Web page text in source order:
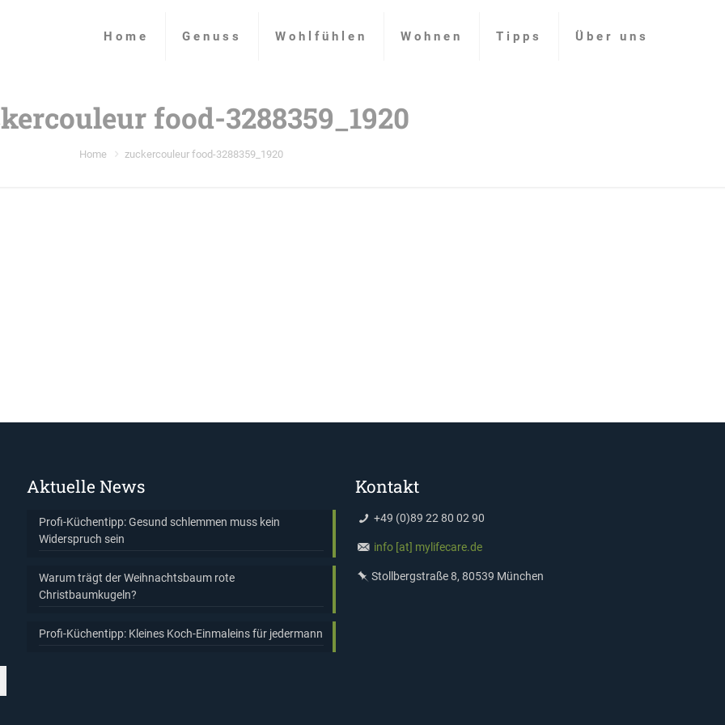
Home Genuss Wohlfühlen Wohnen Tipps Über uns
food-3288359_1920
Home zuckercouleur food-3288359_1920
Aktuelle News
Profi-Küchentipp: Gesund schlemmen muss kein
Widerspruch sein
Warum trägt der Weihnachtsbaum rote
Christbaumkugeln?
Profi-Küchentipp: Kleines Koch-Einmaleins für jedermann
Kontakt
+49 (0)89 22 80 02 90
info [at] mylifecare.de
Stollbergstraße 8, 80539 München